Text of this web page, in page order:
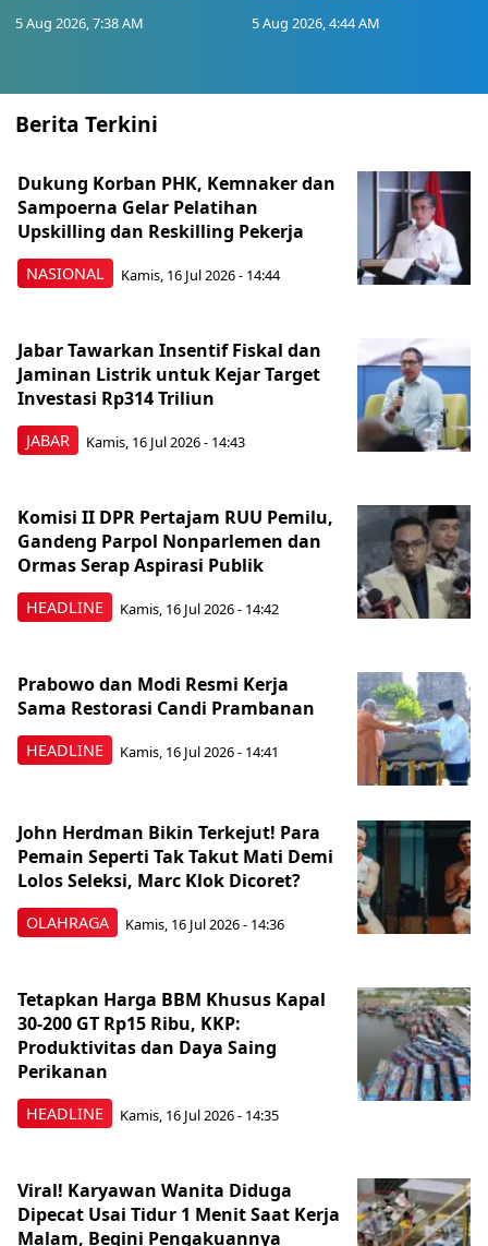
5 Aug 2026, 7:38 AM 5 Aug 2026, 4:44 AM
Berita Terkini
NASIONAL
Dukung Korban PHK, Kemnaker dan
Sampoerna Gelar Pelatihan
Upskilling dan Reskilling Pekerja
Kamis, 16 Jul 2026 - 14:44
JABAR
Jabar Tawarkan Insentif Fiskal dan
Jaminan Listrik untuk Kejar Target
Investasi Rp314 Triliun
Kamis, 16 Jul 2026 - 14:43
HEADLINE
Komisi II DPR Pertajam RUU Pemilu,
Gandeng Parpol Nonparlemen dan
Ormas Serap Aspirasi Publik
Kamis, 16 Jul 2026 - 14:42
HEADLINE
Prabowo dan Modi Resmi Kerja
Sama Restorasi Candi Prambanan
Kamis, 16 Jul 2026 - 14:41
OLAHRAGA
John Herdman Bikin Terkejut! Para
Pemain Seperti Tak Takut Mati Demi
Lolos Seleksi, Marc Klok Dicoret?
Kamis, 16 Jul 2026 - 14:36
HEADLINE
Tetapkan Harga BBM Khusus Kapal
30-200 GT Rp15 Ribu, KKP:
Produktivitas dan Daya Saing
Perikanan
Kamis, 16 Jul 2026 - 14:35
Viral! Karyawan Wanita Diduga
Dipecat Usai Tidur 1 Menit Saat Kerja
Malam, Begini Pengakuannya